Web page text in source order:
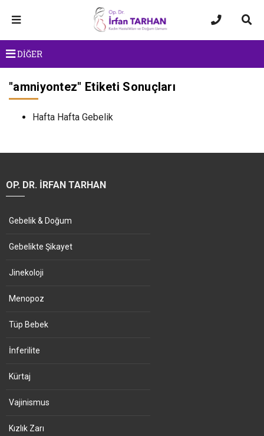
DİĞER
"amniyontez" Etiketi Sonuçları
Hafta Hafta Gebelik
OP. DR. İRFAN TARHAN
Gebelik & Doğum
Gebelikte Şikayet
Jinekoloji
Menopoz
Tüp Bebek
İnferilite
Kürtaj
Vajinismus
Kızlık Zarı